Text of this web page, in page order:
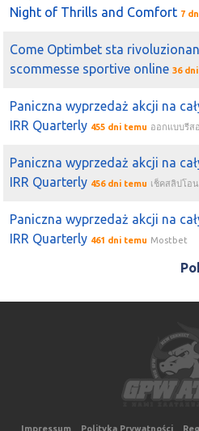
Night of Thrills and Comfort 7
Come Optimbet sta
scommesse sportive online 36
Paniczna wyprzedaż akcji na
IRR Quarterly 455 dni temu ออกแบบรีส
Paniczna wyprzedaż akcji na
IRR Quarterly 456 dni temu เช็คสลิปโอน
Paniczna wyprzedaż akcji na
IRR Quarterly 461 dni temu Mostbet
Impressum Polityka Prywatności